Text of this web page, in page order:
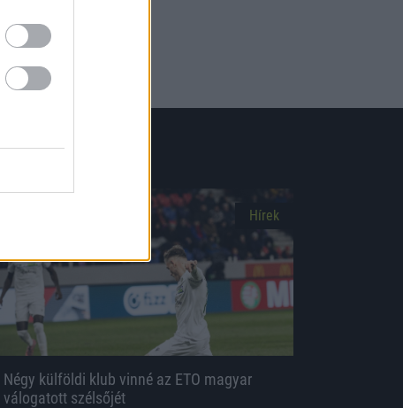
Hírek
Négy külföldi klub vinné az ETO magyar
válogatott szélsőjét